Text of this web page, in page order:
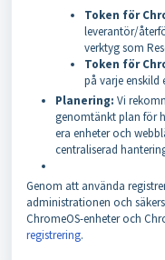
Token för
leverantör/
verktyg som
Token för
på varje enskild
Planering: Vi
genomtänkt plan för
era enheter och
centraliserad
Genom att använda
administrationen och
ChromeOS-enheter och
registrering.